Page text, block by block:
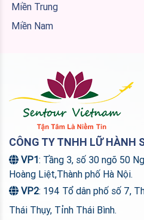
Miền Trung
Miền Nam
CÔNG TY TNHH LỮ HÀNH
VP1: Tầng 3, số 30 ngõ 50
Hoàng Liệt,Thành phố Hà Nội.
VP2: 194 Tổ dân phố số 7,
Thái Thụy, Tỉnh Thái Bình.